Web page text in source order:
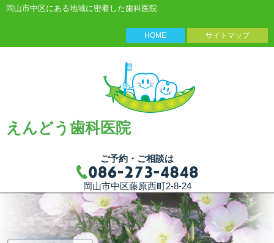
岡山市中区にある地域に密着した歯科医院
HOME サイトマップ
えんどう歯科医院
ご予約・ご相談は
岡山市中区藤原西町2-8-24